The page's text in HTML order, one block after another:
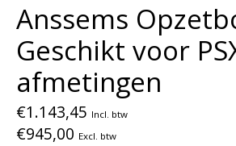
Anssems
Geschikt voor
afmetingen
€1.143,45 Incl. btw
€945,00 Excl. btw